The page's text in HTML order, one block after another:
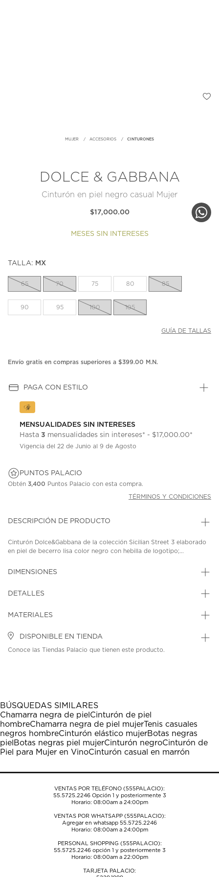
MUJER ACCESORIOS CINTURONES
DOLCE & GABBANA
Cinturón en piel negro casual Mujer
$17,000.00
MESES SIN INTERESES
TALLA: MX
65 70 75 80 85
90 95 100 105
GUÍA DE TALLAS
Envío gratis en compras superiores a $399.00 M.N.
PAGA CON ESTILO
MENSUALIDADES SIN INTERESES
Hasta 3 mensualidades sin intereses* - $17,000.00*
Vigencia del 22 de Junio al 9 de Agosto
PUNTOS PALACIO
Obtén 3,400 Puntos Palacio con esta compra.
TÉRMINOS Y CONDICIONES
DESCRIPCIÓN DE PRODUCTO
Cinturón Dolce&Gabbana de la colección Sicilian Street 3 elaborado
en piel de becerro lisa color negro con hebilla de logotipo;...
DIMENSIONES
DETALLES
MATERIALES
DISPONIBLE EN TIENDA
Conoce las Tiendas Palacio que tienen este producto.
BÚSQUEDAS SIMILARES
Chamarra negra de piel Cinturón de piel
hombreChamarra negra de piel mujerTenis casuales
negros hombreCinturón elástico mujerBotas negras
piel Botas negras piel mujerCinturón negroCinturón de
Piel para Mujer en VinoCinturón casual en marrón
VENTAS POR TELÉFONO (555PALACIO):
55.5725.2246Opción 1 y posteriormente 3
Horario: 08:00am a 24:00pm
VENTAS POR WHATSAPP (555PALACIO):
Agregar en whatsapp 55.5725.2246
Horario: 08:00am a 24:00pm
PERSONAL SHOPPING (555PALACIO):
55.5725.2246opción 1 y posteriormente 3
Horario: 08:00am a 22:00pm
TARJETA PALACIO: